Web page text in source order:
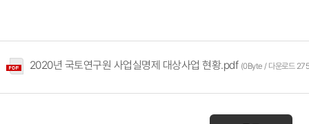
2020년 국토연구원 사업실명제 대상사업 현황.pdf (0Byte / 다운로드